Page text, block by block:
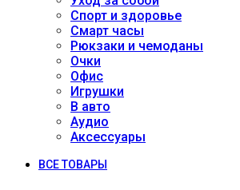
Спорт и здоровье
Смарт часы
Рюкзаки и чемоданы
Очки
Офис
Игрушки
В авто
Аудио
Аксессуары
ВСЕ ТОВАРЫ